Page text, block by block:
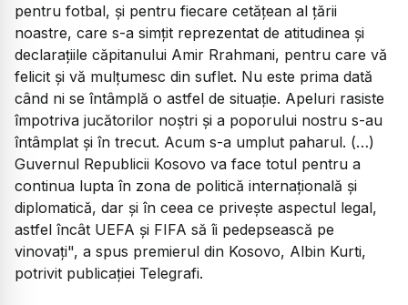
pentru fotbal, şi pentru fiecare cetăţean al ţării
noastre, care s-a simţit reprezentat de atitudinea şi
declaraţiile căpitanului Amir Rrahmani, pentru care vă
felicit şi vă mulţumesc din suflet. Nu este prima dată
când ni se întâmplă o astfel de situaţie. Apeluri rasiste
împotriva jucătorilor noştri şi a poporului nostru s-au
întâmplat şi în trecut. Acum s-a umplut paharul. (…)
Guvernul Republicii Kosovo va face totul pentru a
continua lupta în zona de politică internațională și
diplomatică, dar și în ceea ce privește aspectul legal,
astfel încât UEFA și FIFA să îi pedepsească pe
vinovați", a spus premierul din Kosovo, Albin Kurti,
potrivit publicației Telegrafi.